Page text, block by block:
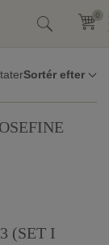
00
(SET I